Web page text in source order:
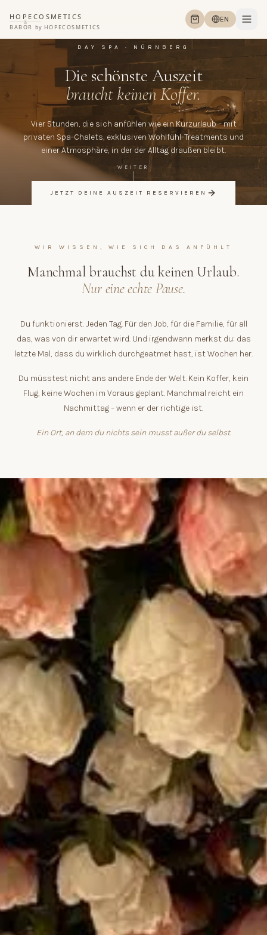
HOPECOSMETICS
&
BABOR by HOPECOSMETICS
EN
DAY SPA · NÜRNBERG
Die schönste Auszeit
braucht keinen Koffer.
Vier Stunden, die sich anfühlen wie ein Kurzurlaub – mit
privaten Spa-Chalets, exklusiven Wohlfühl-Treatments und
einer Atmosphäre, in der der Alltag draußen bleibt.
JETZT DEINE AUSZEIT RESERVIEREN
WEITER
WIR WISSEN, WIE SICH DAS ANFÜHLT
Manchmal brauchst du keinen Urlaub.
Nur eine echte Pause.
Du funktionierst. Jeden Tag. Für den Job, für die Familie, für all
das, was von dir erwartet wird. Und irgendwann merkst du: das
letzte Mal, dass du wirklich durchgeatmet hast, ist Wochen her.
Du müsstest nicht ans andere Ende der Welt. Kein Koffer, kein
Flug, keine Wochen im Voraus geplant. Manchmal reicht ein
Nachmittag – wenn er der richtige ist.
Ein Ort, an dem du nichts sein musst außer du selbst.